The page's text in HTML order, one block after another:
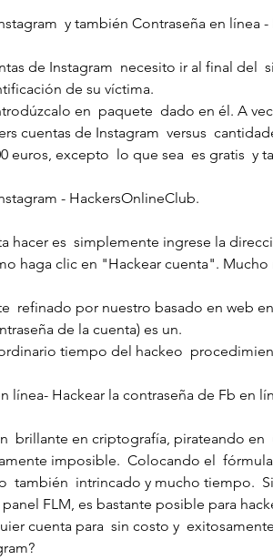
y también Contraseña en línea -
de Instagram  necesito ir al final del
de su víctima.
cuentas de Instagram  versus
euros, excepto  lo que sea  es gratis  y
- HackersOnlineClub.
hacer es  simplemente ingrese la
haga clic en "Hackear cuenta".
refinado por nuestro basado en web
de la cuenta) es un.
tiempo del hackeo
línea- Hackear la contraseña de Fb en
brillante en criptografía, pirateando en
imposible.  Colocando el
FLM, es bastante posible para
cuenta para  sin costo y